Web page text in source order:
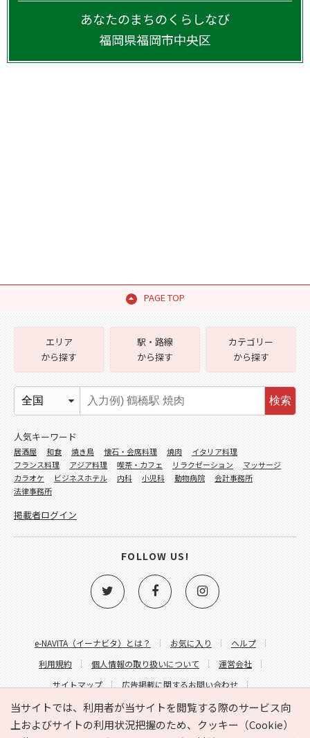
あなたのまちのくらしなび
福岡県福岡市中央区
PAGE TOP
当サイトでは、利用者が当サイトを閲覧する際のサービス向
上およびサイトの利用状況把握のため、クッキー（Cookie）
e-NAVITA（イーナビタ）とは？ お気に入り
ヘルプ
利用規約
個人情報の取り扱いについて
運営会社
サイトマップ
広告掲載に関するお問い合わせ
サイトの内容に関するお問い合わせ
エリア
から探す
駅・路線
から探す
カテゴリー
から探す
検索
人気キーワード
居酒屋 和食 焼き鳥 懐石・会席料理 焼肉
イタリア料理
フランス料理
アジア料理 喫茶・カフェ リラクゼーション
マッサージ
カラオケ
ビジネスホテル 内科 小児科 動物病院
会計事務所
法律事務所
掲載者ログイン
FOLLOW US!